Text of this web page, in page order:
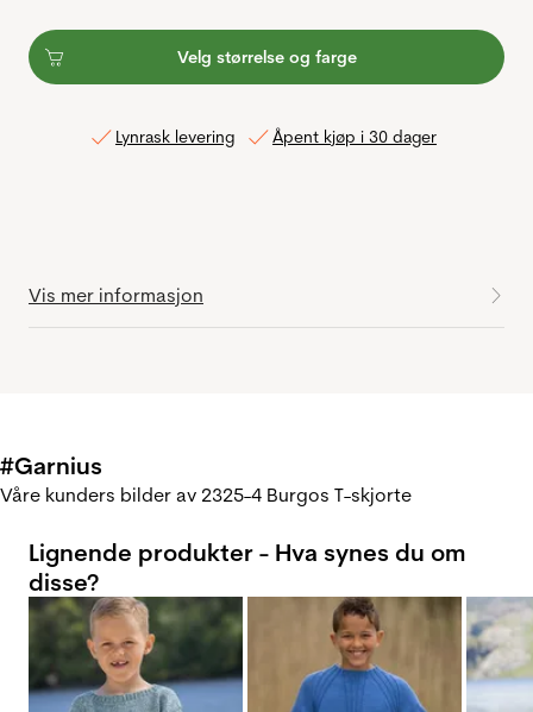
Velg størrelse og farge
Lynrask levering Åpent kjøp i 30 dager
Vis mer informasjon
#Garnius
Våre kunders bilder av 2325-4 Burgos T-skjorte
Lignende produkter - Hva synes du om
disse?